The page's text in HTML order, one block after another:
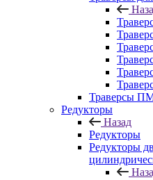
Траверсы
Редукторы
Назад
Редукторы
Редукторы